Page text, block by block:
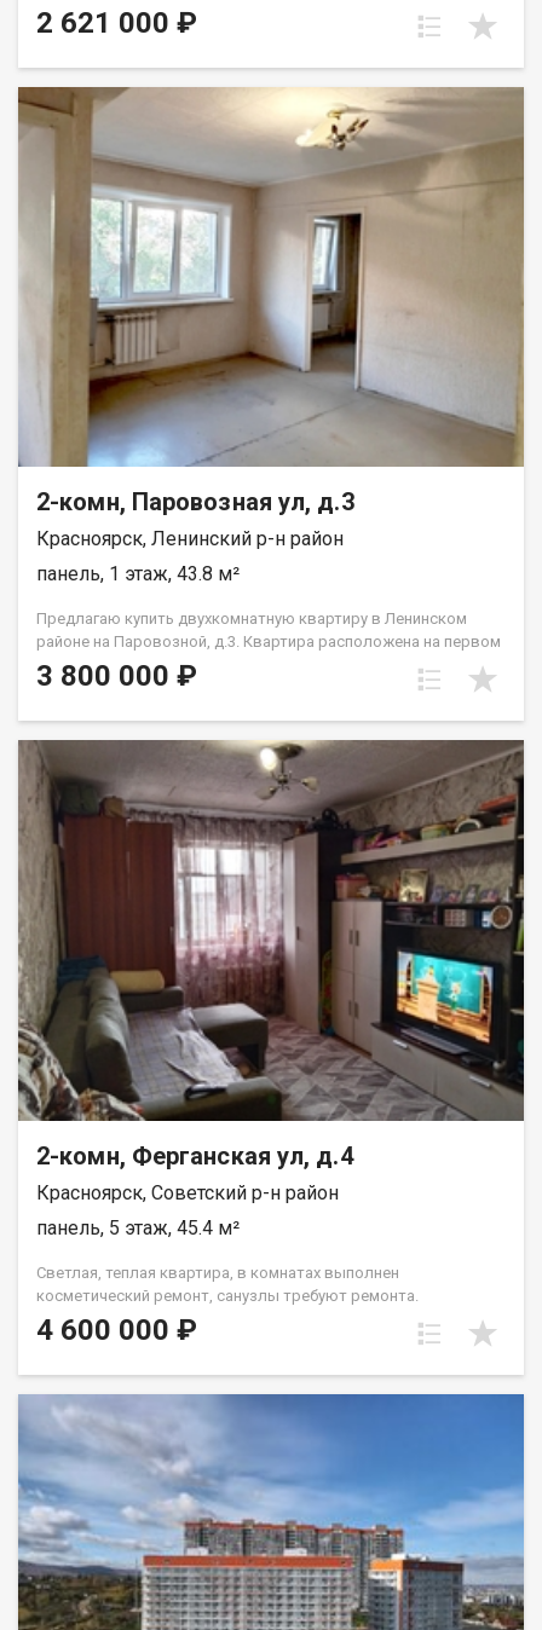
располагается на 2 этаже 3-этажного кирпичного дома 1984
года постройки. Отдел продаж
2 621 000 ₽
2-комн, Паровозная ул, д.3
Красноярск, Ленинский р-н район
панель, 1 этаж, 43.8 м²
Предлагаю купить двухкомнатную квартиру в Ленинском
районе на Паровозной, д.3. Квартира расположена на первом
этаже пятиэтажного панельного дома. Дом находится в тихом,
спокойном и очень зеленом районе, окна выходят во двор,
вместительная кладовка. Развитая инфраструктура, в
шаговой доступности школы, детские сада, Аэрокосмический
колледж, автобусные остановки и все необходимое для
комфортного проживания. Выход на сделку возможен после
первого сентября. Вся сумма в договоре, один взрослый
3 800 000 ₽
2-комн, Ферганская ул, д.4
Красноярск, Советский р-н район
панель, 5 этаж, 45.4 м²
Светлая, теплая квартира, в комнатах выполнен
косметический ремонт, санузлы требуют ремонта.
Установлены окна ПВХ, балкон остеклен ( дерево). Проход на
этаж закрывается. Дом газифицирован! Район с развитой
культуры и спорта Металлургов, магазины, торговый
комплекс Роща, парк "Гвардейский", набережная "Зеленый
берег". Без проблем можно уехать в любую точку города.
Документы полностью готовы к продаже, долгов и
обременений на квартире нет! Торг возможен! Чистая
продажа.
4 600 000 ₽